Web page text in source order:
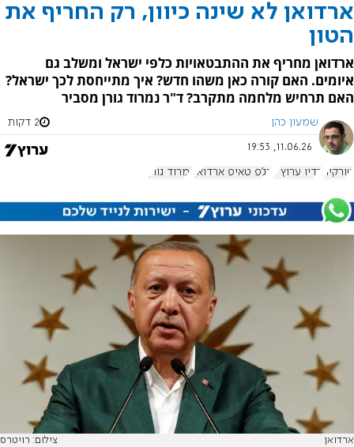
ארדואן לא שינה כיוון, רק החריף את
הטון
ארדואן מחריף את ההתבטאויות כלפי ישראל ומשלב גם
איומים. האם קורה כאן משהו חדש? איך מתייחסת לכך ישראל?
האם תרחיש מלחמה מתקרב? ד"ר נמרוד גורן מסביר
שמעון כהן 2 דקות
11.06.26, 19:53
טורקיה רדיו ערוץ 7 רג'פ טאיפ ארדואן נמרוד גורן
ארדואן צילום: רויטרס